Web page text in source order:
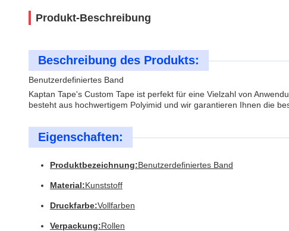
Produkt-Beschreibung
Beschreibung des Produkts:
Benutzerdefiniertes Band
Kaptan Tape's Custom Tape ist perfekt für eine Vielzahl von
besteht aus hochwertigem Polyimid und wir garantieren Ihnen die
Eigenschaften:
Produktbezeichnung:Benutzerdefiniertes Band
Material:Kunststoff
Druckfarbe:Vollfarben
Verpackung:Rollen